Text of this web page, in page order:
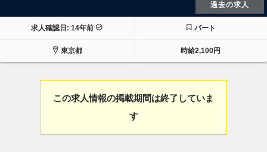
過去の求人
求人確認日: 14年前 パート
東京都 時給2,100円
この求人情報の掲載期間は終了していま
す